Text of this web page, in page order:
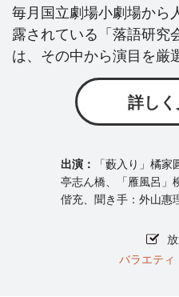
毎月国立劇場小劇場から
露されている「落語研究
は、その中から演目を厳
詳し
「藪入り」橘
亭志ん橋、「雁風呂」
偕充、聞き手：外山惠
バラエティ